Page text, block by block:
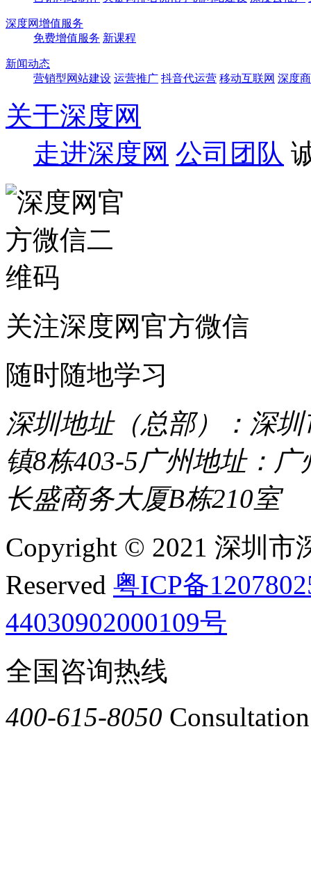
深度网增值服务
免费增值服务 新课程
新闻动态
营销型网站建设 运营推广 抖音代运营 移动互联网 深度
关于深度网
走进深度网 公司团队
关注深度网官方微信
随时随地学习
深圳地址（总部）：深
镇8栋403-5广州地址：
长盛商务大厦B栋210室
Copyright © 2021 深圳市
Reserved 粤ICP备
44030902000109号
全国咨询热线
400-615-8050